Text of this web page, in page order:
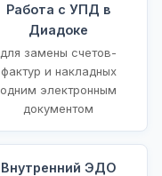
Работа с УПД в
Диадоке
для замены счетов-
фактур и накладных
одним электронным
документом
Внутренний ЭДО